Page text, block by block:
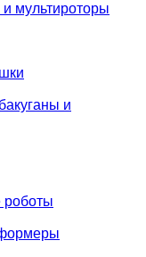
мультироторы
и
роботы